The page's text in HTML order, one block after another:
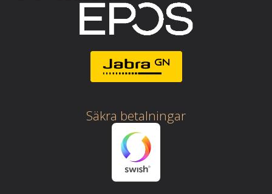
Säkra betalningar